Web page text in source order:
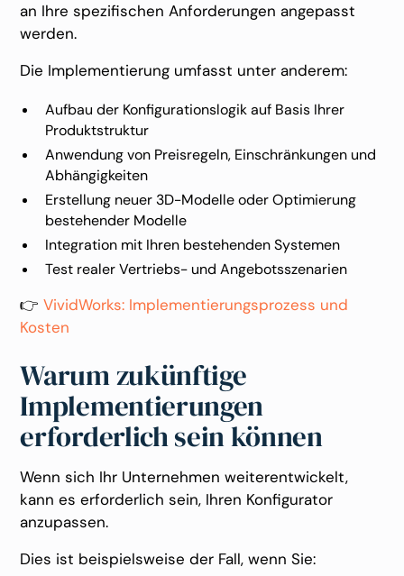
an Ihre spezifischen Anforderungen angepasst
werden.
Die Implementierung umfasst unter anderem:
Aufbau der Konfigurationslogik auf Basis Ihrer
Produktstruktur
Anwendung von Preisregeln, Einschränkungen und
Abhängigkeiten
Erstellung neuer 3D-Modelle oder Optimierung
bestehender Modelle
Integration mit Ihren bestehenden Systemen
Test realer Vertriebs- und Angebotsszenarien
👉VividWorks: Implementierungsprozess und
Kosten
Warum zukünftige
Implementierungen
erforderlich sein können
Wenn sich Ihr Unternehmen weiterentwickelt,
kann es erforderlich sein, Ihren Konfigurator
anzupassen.
Dies ist beispielsweise der Fall, wenn Sie: